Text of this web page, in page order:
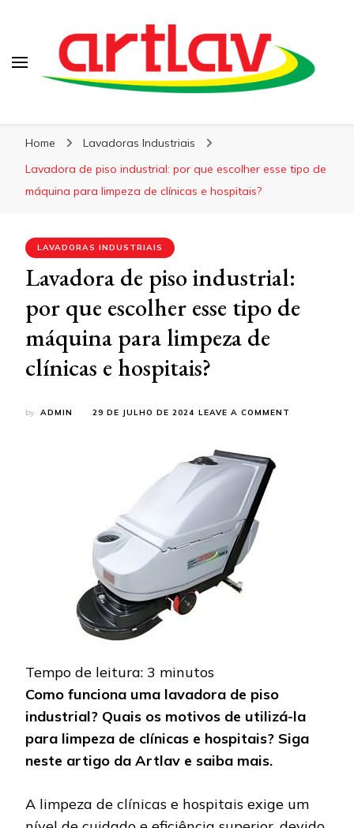
Home
Lavadoras Industriais
Lavadora de piso industrial: por que escolher esse tipo de
máquina para limpeza de clínicas e hospitais?
LAVADORAS INDUSTRIAIS
Lavadora de piso industrial:
por que escolher esse tipo de
máquina para limpeza de
clínicas e hospitais?
by ADMIN 29 DE JULHO DE 2024 LEAVE A COMMENT
Tempo de leitura: 3 minutos
Como funciona uma lavadora de piso
industrial? Quais os motivos de utilizá-la
para limpeza de clínicas e hospitais? Siga
neste artigo da Artlav e saiba mais.
A limpeza de clínicas e hospitais exige um